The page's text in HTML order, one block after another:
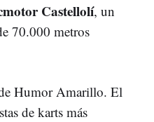
Castellolí, un
70.000 metros
Humor Amarillo. El
de karts más